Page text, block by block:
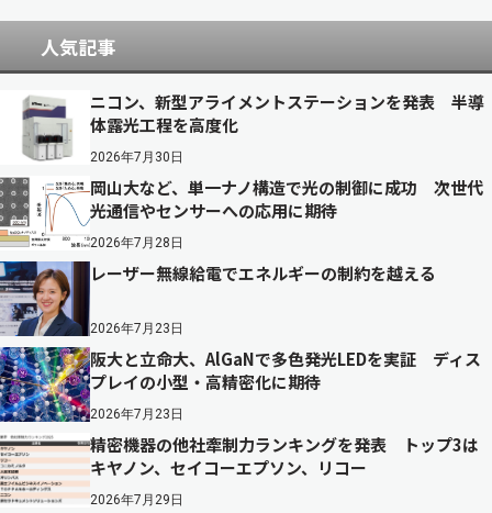
人気記事
ニコン、新型アライメントステーションを発表 半導
体露光工程を高度化
2026年7月30日
岡山大など、単一ナノ構造で光の制御に成功 次世代
光通信やセンサーへの応用に期待
2026年7月28日
レーザー無線給電でエネルギーの制約を越える
2026年7月23日
阪大と立命大、AlGaNで多色発光LEDを実証 ディス
プレイの小型・高精密化に期待
2026年7月23日
精密機器の他社牽制力ランキングを発表 トップ3は
キヤノン、セイコーエプソン、リコー
2026年7月29日